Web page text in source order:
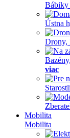
Bábiky
Ústna
Drony,
Bazény,
viac
Mobilita
Mobilita